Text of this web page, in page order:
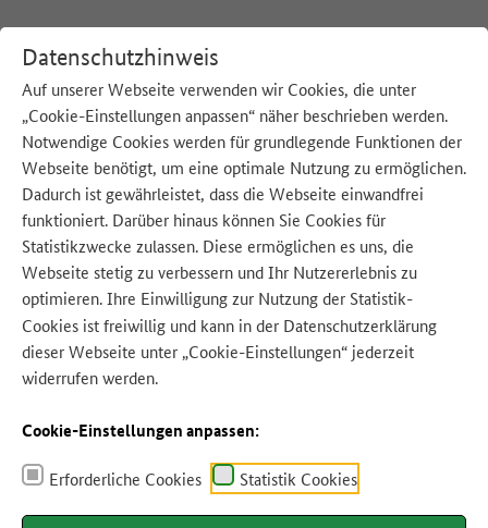
Datenschutzhinweis
Auf unserer Webseite verwenden wir Cookies, die unter
„Cookie-Einstellungen anpassen“ näher beschrieben werden.
Notwendige Cookies werden für grundlegende Funktionen der
Webseite benötigt, um eine optimale Nutzung zu ermöglichen.
Dadurch ist gewährleistet, dass die Webseite einwandfrei
funktioniert. Darüber hinaus können Sie Cookies für
Statistikzwecke zulassen. Diese ermöglichen es uns, die
Webseite stetig zu verbessern und Ihr Nutzererlebnis zu
optimieren. Ihre Einwilligung zur Nutzung der Statistik-
Cookies ist freiwillig und kann in der Datenschutzerklärung
dieser Webseite unter „Cookie-Einstellungen“ jederzeit
widerrufen werden.
Cookie-Einstellungen anpassen:
Erforderliche Cookies Statistik Cookies
:Startseite K Konservendosen